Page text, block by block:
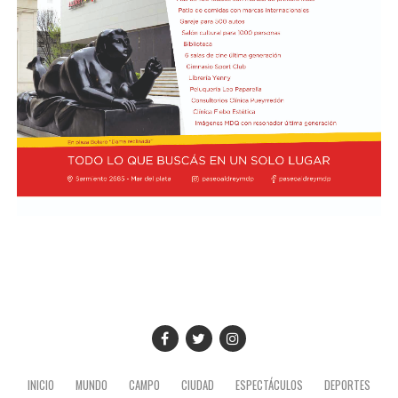
Cómo funciona el Power Ranking de la Fórmula 1
Esta clasificación funciona a través de un panel de cinco
expertos que luego de cada Gran Premio de la F1 asigna
una calificación individual a cada piloto según su
actuación a lo largo de todo el fin de semana, por lo que
incluye también la clasificación previa y, en caso de
tener, las carreras sprint.
A lo largo del año, se acumularon las valoraciones de
cada uno en una tabla general que, luego de once fechas
disputadas, dieron un balance de los mejores pilotos de
la máxima categoría del automovilismo durante 2026.
INICIO MUNDO CAMPO CIUDAD ESPECTÁCULOS DEPORTES